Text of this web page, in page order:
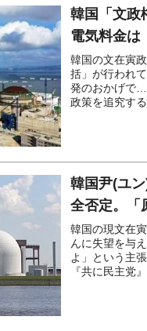
韓国「文政
電気料金は
韓国の文在寅
括」が行われ
発のおかげで
政策を追究す
韓国尹(ユ
全否定。「
韓国の現文在
んに失望を与
よ」という主
『共に民主党